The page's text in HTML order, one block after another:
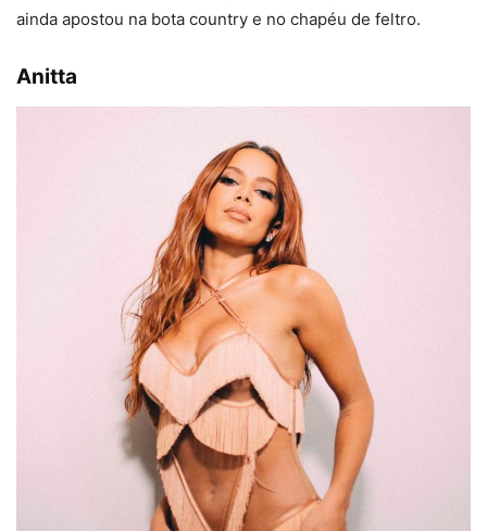
ainda apostou na bota country e no chapéu de feltro.
Anitta